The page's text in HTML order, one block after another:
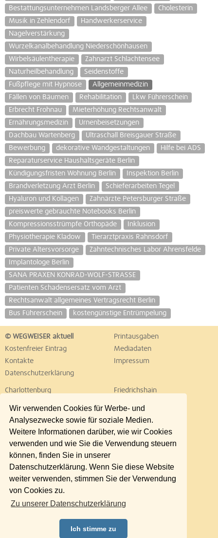
Wir verwenden Cookies für Werbe- und
Analysezwecke sowie für soziale Medien.
Weitere Informationen darüber, wie wir Cookies
verwenden und wie Sie die Verwendung steuern
können, finden Sie in unserer
Datenschutzerklärung. Wenn Sie diese Website
weiter verwenden, stimmen Sie der Verwendung
von Cookies zu.
Zu unserer Datenschutzerklärung
Ich stimme zu
Bestattungsunternehmen Landsberger Allee
Cholesterin
Musik in Zehlendorf
Handwerkerservice
Nagelverstärkung
Wurzelkanalbehandlung Niederschönhausen
Wirbelsäulentherapie
Zahnarzt Schlachtensee
Naturheilbehandlung
Seidenstoffe
Fußpflege mit Hypnose
Allgemeinmedizin
Fällen von Bäumen
Rehabilitation
Lkw Führerschein
Erbrecht Frohnau
Mieterhöhung Rechtsanwalt
Ernährungsmedizin
Urnenbeisetzungen
Dachbau Wartenberg
Ultraschall Breisgauer Straße
Bewerbung
dekorative Wandgestaltungen
Hilfe bei ADS
Reparaturservice Haushaltsgeräte Berlin
Kündigungsfristen Wohnung Berlin
Inspektion Berlin
Brandverletzung Arzt Berlin
Schieferarbeiten Tegel
Hyaluron und Kollagen
Zahnärzte Petersburger Straße
preiswerte gebrauchte Notebooks Berlin
Kompressionsstrümpfe Orthopäde
Inklusion
Physiotherapie Kladow
Tierarztpraxis Rahnsdorf
Private Altersvorsorge
Zahntechnisches Labor Ahrensfelde
Implantologe Berlin
SANA PRAXEN KONRAD-WOLF-STRASSE
Patienten Schadensersatz vom Arzt
Rechtsanwalt allgemeines Vertragsrecht Berlin
Bus Führerschein
kostengünstige Entrümpelung
© WEGWEISER aktuell
Printausgaben
Kostenfreier Eintrag
Mediadaten
Kontakte
Impressum
Datenschutzerklärung
Charlottenburg
Friedrichshain
Lichtenberg
Marzahn
Neukölln
Pankow
Reinickendorf
Schöneberg
Spandau
Steglitz
Tempelhof
Treptow
Umland Ost